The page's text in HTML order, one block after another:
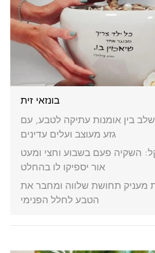
בונזאי זית
בין אומנות עתיקה לטבע, עם
גזע מעוצב ועלים עדינים
השקיה פעם בשבוע וחצי ומעט
אור יספיקו לו בהחלט
מעניק תחושת שלווה ומחבר את
הטבע לחלל הפנימי